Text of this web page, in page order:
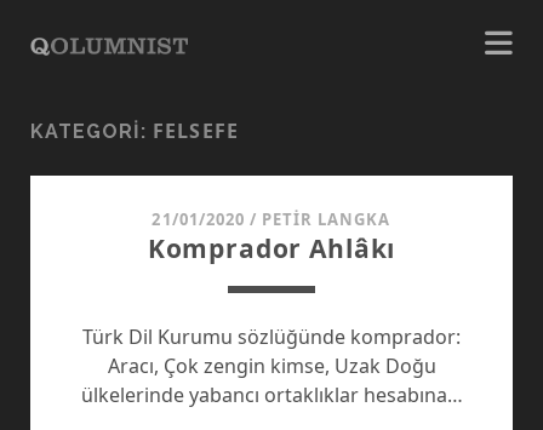
KATEGORI: FELSEFE
21/01/2020 / PETIR LANGKA
Komprador Ahlâkı
Türk Dil Kurumu sözlüğünde komprador:
Aracı, Çok zengin kimse, Uzak Doğu
ülkelerinde yabancı ortaklıklar hesabına…